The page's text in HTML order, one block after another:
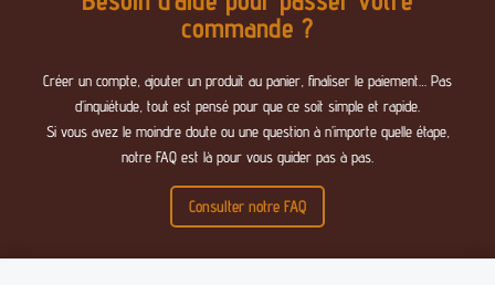
commande ?
Créer un compte, ajouter un produit au panier, finaliser le paiement… Pas
d’inquiétude, tout est pensé pour que ce soit simple et rapide.
Si vous avez le moindre doute ou une question à n’importe quelle étape,
notre FAQ est là pour vous guider pas à pas.
Consulter notre FAQ